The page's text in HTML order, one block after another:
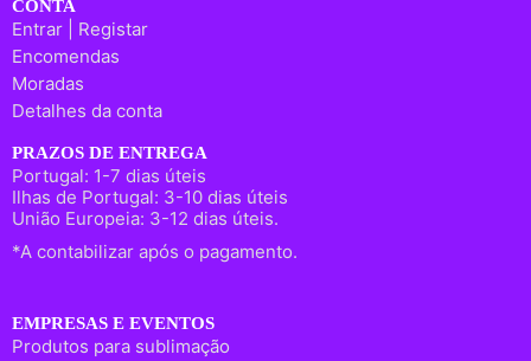
CONTA
Entrar | Registar
Encomendas
Moradas
Detalhes da conta
PRAZOS DE ENTREGA
Portugal: 1-7 dias úteis
Ilhas de Portugal: 3-10 dias úteis
União Europeia: 3-12 dias úteis.
*A contabilizar após o pagamento.
EMPRESAS E EVENTOS
Produtos para sublimação